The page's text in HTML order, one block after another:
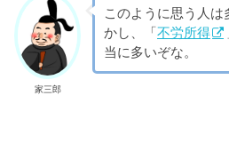
家三郎
このように思う人は
かし、「不労所得
当に多いぞな。